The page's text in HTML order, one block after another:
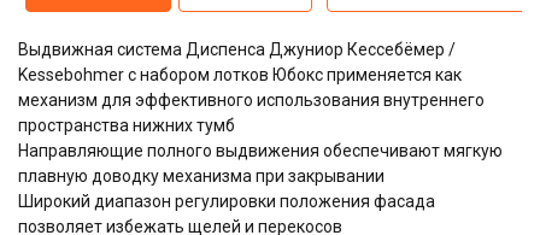
Выдвижная система Диспенса Джуниор Кессебёмер /
Kessebohmer с набором лотков Юбокс применяется как
механизм для эффективного использования внутреннего
пространства нижних тумб
Направляющие полного выдвижения обеспечивают мягкую
плавную доводку механизма при закрывании
Широкий диапазон регулировки положения фасада
позволяет избежать щелей и перекосов